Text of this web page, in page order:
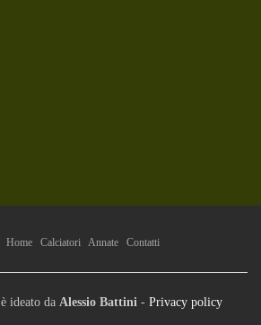
Home Calciatori Annate Contatti
è ideato da Alessio Battini - Privacy policy